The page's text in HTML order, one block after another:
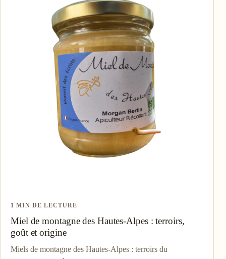
1 MIN DE LECTURE
Miel de montagne des Hautes-Alpes : terroirs,
goût et origine
Miels de montagne des Hautes-Alpes : terroirs du